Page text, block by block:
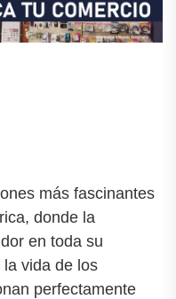
más fascinantes
donde la
en toda su
vida de los
perfectamente